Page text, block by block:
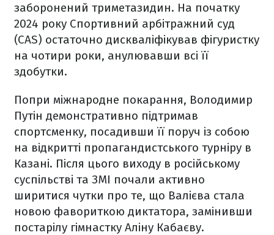
заборонений триметазидин. На початку
2024 року Спортивний арбітражний суд
(CAS) остаточно дискваліфікував фігуристку
на чотири роки, анулювавши всі її
здобутки.
Попри міжнародне покарання, Володимир
Путін демонстративно підтримав
спортсменку, посадивши її поруч із собою
на відкритті пропагандистського турніру в
Казані. Після цього виходу в російському
суспільстві та ЗМІ почали активно
ширитися чутки про те, що Валієва стала
новою фавориткою диктатора, замінивши
постарілу гімнастку Аліну Кабаєву.